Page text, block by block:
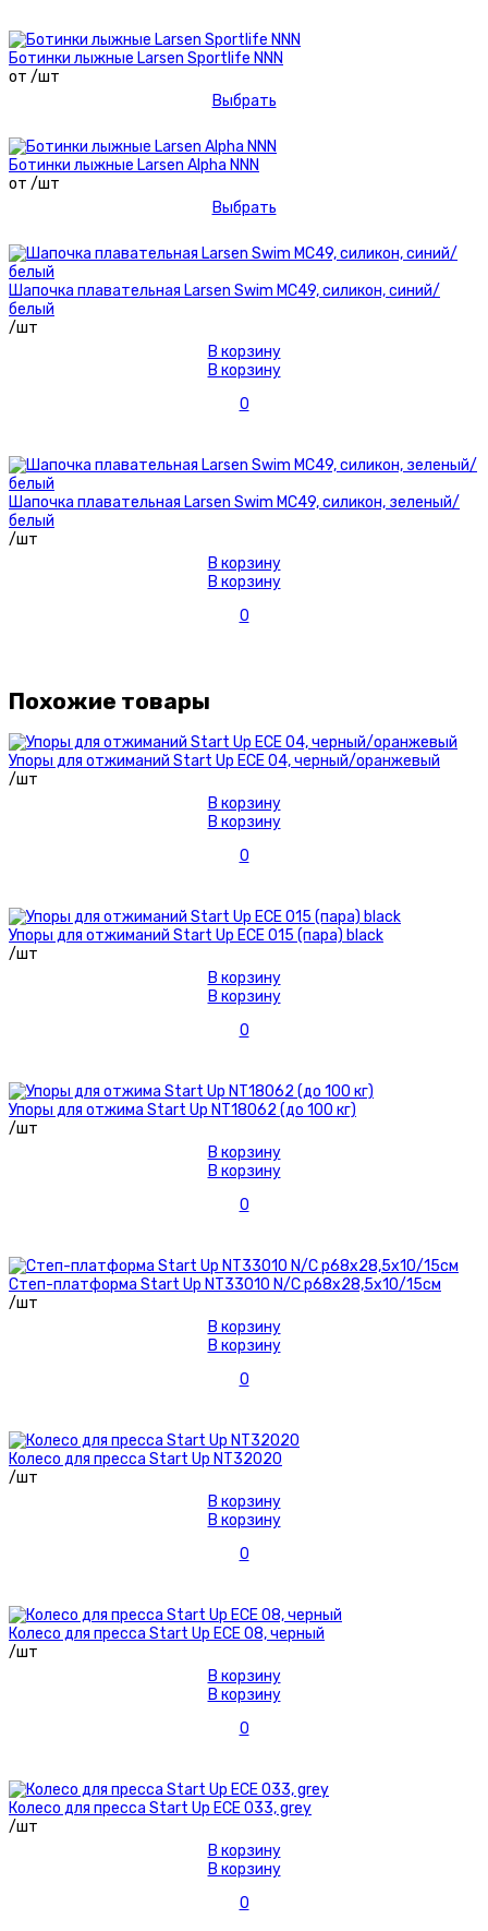
Ботинки лыжные Larsen Sportlife NNN
от /шт
Выбрать
Ботинки лыжные Larsen Alpha NNN
от /шт
Выбрать
Шапочка плавательная Larsen Swim MC49, силикон, синий/
белый
/шт
В корзину
В корзину
0
Шапочка плавательная Larsen Swim MC49, силикон, зеленый/
белый
/шт
В корзину
В корзину
0
Похожие товары
Упоры для отжиманий Start Up ЕСЕ 04, черный/оранжевый
/шт
В корзину
В корзину
0
Упоры для отжиманий Start Up ECE 015 (пара) black
/шт
В корзину
В корзину
0
Упоры для отжима Start Up NT18062 (до 100 кг)
/шт
В корзину
В корзину
0
Степ-платформа Start Up NT33010 N/C р68х28,5х10/15см
/шт
В корзину
В корзину
0
Колесо для пресса Start Up NT32020
/шт
В корзину
В корзину
0
Колесо для пресса Start Up ECE 08, черный
/шт
В корзину
В корзину
0
Колесо для пресса Start Up ECE 033, grey
/шт
В корзину
В корзину
0